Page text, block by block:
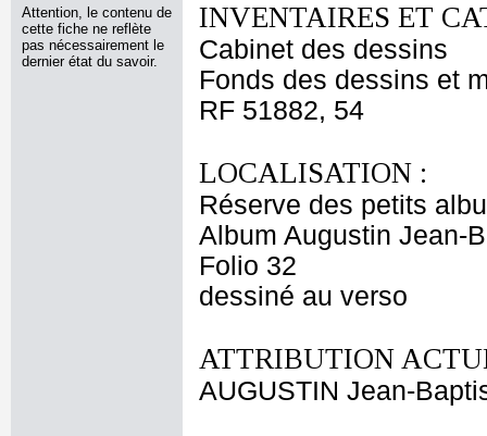
Attention, le contenu de
cette fiche ne reflète
pas nécessairement le
dernier état du savoir.
INVENTAIRES ET
Cabinet des dessins
Fonds des dessins et
RF 51882, 54
LOCALISATION :
Réserve des petits
Album Augustin Jean-
Folio 32
dessiné au verso
ATTRIBUTION
AUGUSTIN Jean-